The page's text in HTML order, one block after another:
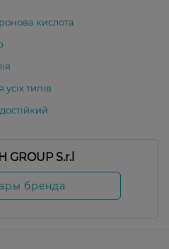
кислота
усіх типів
GROUP S.r.l
бренда